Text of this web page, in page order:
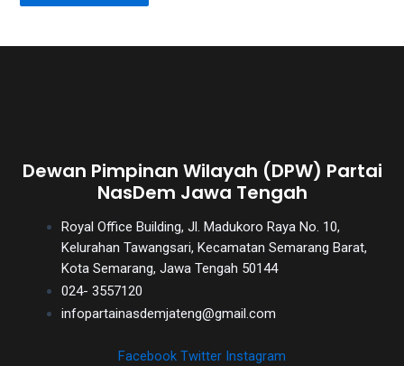
Dewan Pimpinan Wilayah (DPW) Partai
NasDem Jawa Tengah
Royal Office Building, Jl. Madukoro Raya No. 10,
Kelurahan Tawangsari, Kecamatan Semarang Barat,
Kota Semarang, Jawa Tengah 50144
024- 3557120
infopartainasdemjateng@gmail.com
Facebook Twitter Instagram